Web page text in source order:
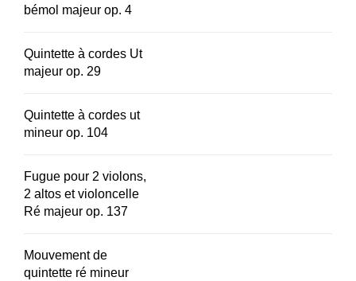
bémol majeur op. 4
Quintette à cordes Ut
majeur op. 29
Quintette à cordes ut
mineur op. 104
Fugue pour 2 violons,
2 altos et violoncelle
Ré majeur op. 137
Mouvement de
quintette ré mineur